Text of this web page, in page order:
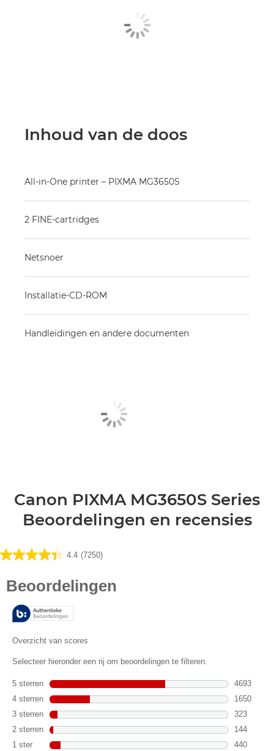
Inhoud van de doos
All-in-One printer – PIXMA MG3650S
2 FINE-cartridges
Netsnoer
Installatie-CD-ROM
Handleidingen en andere documenten
Canon PIXMA MG3650S Series
Beoordelingen en recensies
4.4 (7250)
4.4
de
sterren.
7250